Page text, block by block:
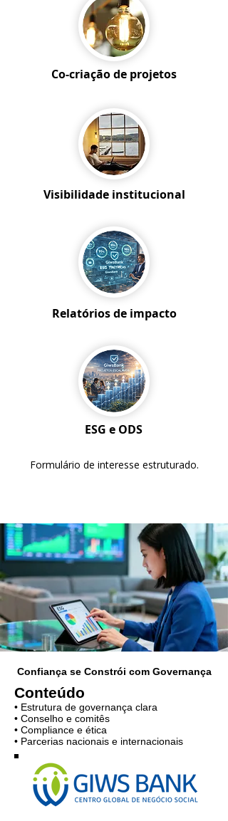
Co-criação de projetos
Visibilidade institucional
Relatórios de impacto
ESG e ODS
Formulário de interesse estruturado.
Confiança se Constrói com Governança
Conteúdo
• Estrutura de governança clara
• Conselho e comitês
• Compliance e ética
• Parcerias nacionais e internacionais